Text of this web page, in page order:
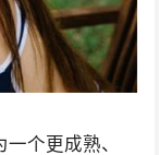
个更成熟、